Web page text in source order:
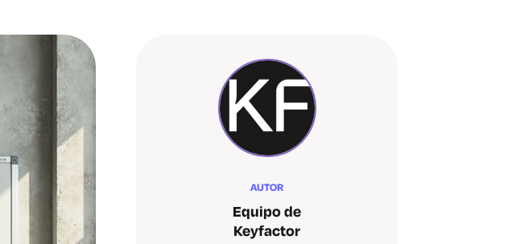
AUTOR
Equipo de
Keyfactor